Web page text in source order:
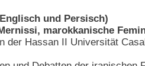
und Persisch)
marokkanische
der Hassan II Universität